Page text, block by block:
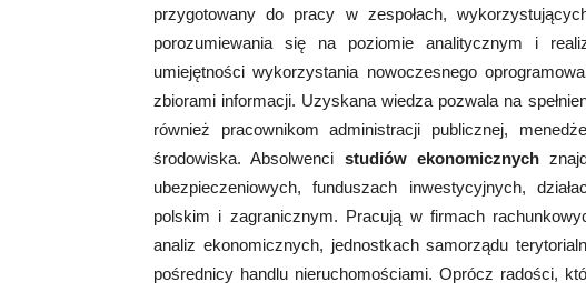
przygotowany do pracy w zespołach,
porozumiewania się na poziomie analitycznym i
umiejętności wykorzystania nowoczesnego
zbiorami informacji. Uzyskana wiedza pozwala na
również pracownikom administracji publicznej,
środowiska. Absolwenci studiów ekonomicznych
ubezpieczeniowych, funduszach inwestycyjnych,
polskim i zagranicznym. Pracują w firmach
analiz ekonomicznych, jednostkach samorządu
pośrednicy handlu nieruchomościami. Oprócz radości,